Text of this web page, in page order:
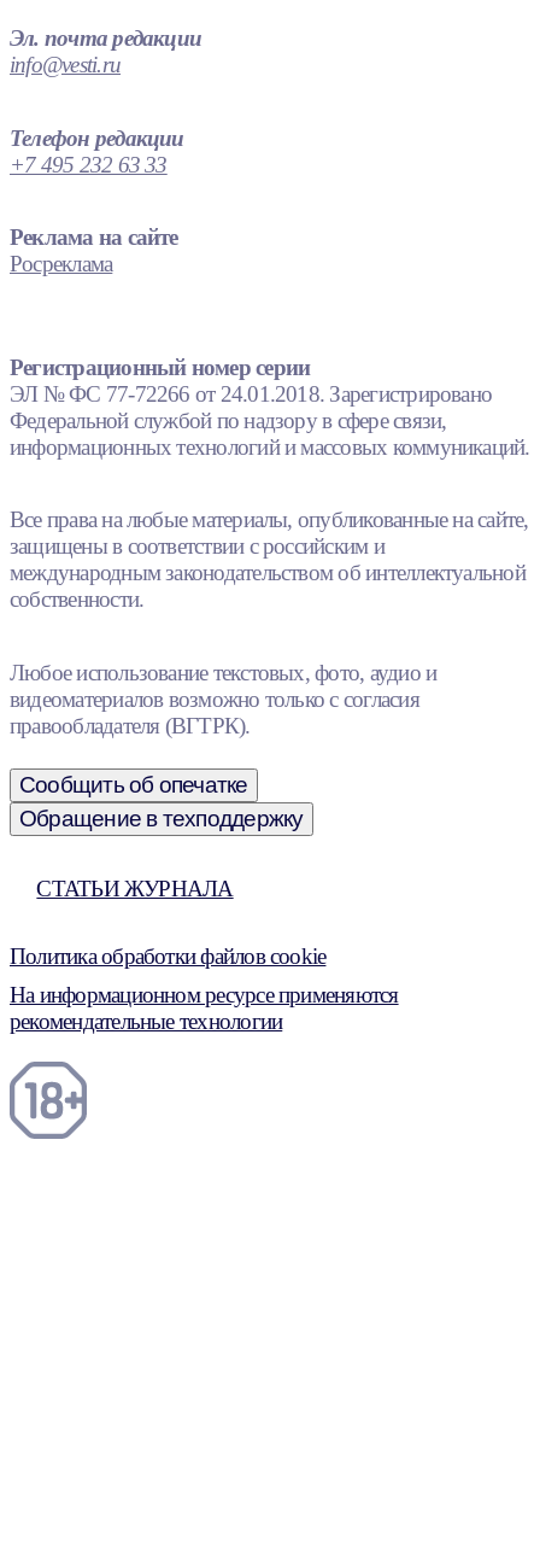
Эл. почта редакции
info@vesti.ru
Телефон редакции
+7 495 232 63 33
Реклама на сайте
Росреклама
Регистрационный номер серии
ЭЛ № ФС 77-72266 от 24.01.2018. Зарегистрировано
Федеральной службой по надзору в сфере связи,
информационных технологий и массовых коммуникаций.
Все права на любые материалы, опубликованные на сайте,
защищены в соответствии с российским и
международным законодательством об интеллектуальной
собственности.
Любое использование текстовых, фото, аудио и
видеоматериалов возможно только с согласия
правообладателя (ВГТРК).
Сообщить об опечатке
Обращение в техподдержку
СТАТЬИ ЖУРНАЛА
Политика обработки файлов cookie
На информационном ресурсе применяются
рекомендательные технологии